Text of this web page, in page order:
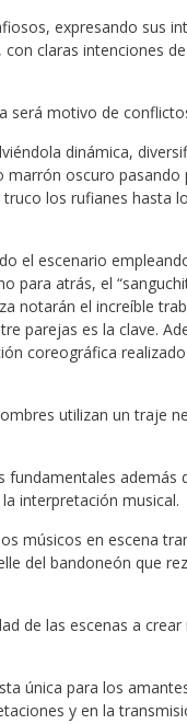
expresando sus
claras intenciones
será motivo de
dinámica,
marrón oscuro pasando
los rufianes hasta
el escenario
para atrás, el
notarán el increíble
parejas es la clave.
coreográfica realizado
utilizan un traje
fundamentales además
interpretación musical.
músicos en escena
del bandoneón que
de las escenas a
única para los
y en la